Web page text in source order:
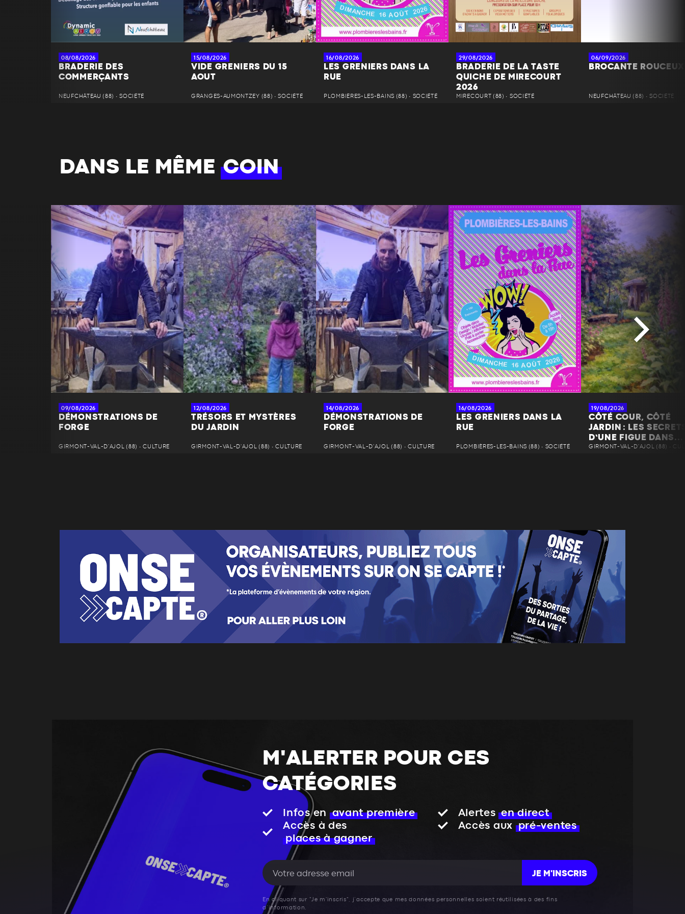
08/08/2026
BRADERIE DES
COMMERÇANTS
NEUFCHÂTEAU (88) • SOCIÉTÉ
15/08/2026
VIDE GRENIERS DU 15
AOUT
GRANGES-AUMONTZEY (88) • SOCIÉTÉ
16/08/2026
LES GRENIERS DANS LA
RUE
PLOMBIÈRES-LES-BAINS (88) • SOCIÉTÉ
29/08/2026
BRADERIE DE LA TASTE
QUICHE DE MIRECOURT
2026
MIRECOURT (88) • SOCIÉTÉ
06/09/2026
BROCANTE ROUCEUX
NEUFCHÂTEAU (88) • SOCIÉTÉ
DANS LE MÊMECOIN
09/08/2026
DÉMONSTRATIONS DE
FORGE
GIRMONT-VAL-D'AJOL (88) • CULTURE
12/08/2026
TRÉSORS ET MYSTÈRES
DU JARDIN
GIRMONT-VAL-D'AJOL (88) • CULTURE
14/08/2026
DÉMONSTRATIONS DE
FORGE
GIRMONT-VAL-D'AJOL (88) • CULTURE
16/08/2026
LES GRENIERS DANS LA
RUE
PLOMBIÈRES-LES-BAINS (88) • SOCIÉTÉ
19/08/2026
CÔTÉ COUR, CÔTÉ
JARDIN : LES
D’UNE FIGUE DANS...
GIRMONT-VAL-D'AJOL (88) •
M'ALERTER POUR CES
CATÉGORIES
Infos en avant première Alertes en direct
Accès à des
places à gagner
Accès aux pré-ventes
JE M'INSCRIS
En cliquant sur "Je m'inscris", j’accepte que mes données personnelles soient réutilisées à des fins
d’information.